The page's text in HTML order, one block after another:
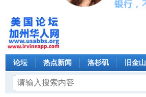
论坛 热点新闻 洛杉矶 旧金山